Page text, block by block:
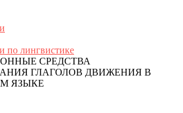
по лингвистике
СРЕДСТВА
ГЛАГОЛОВ ДВИЖЕНИЯ В
ЯЗЫКЕ